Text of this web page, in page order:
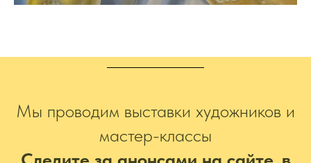
Мы проводим выставки художников и
мастер-классы